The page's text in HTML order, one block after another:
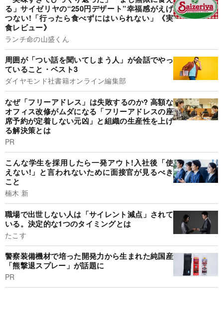
る」サイゼリヤの“250円デザート”幸福感がえげ
つない!「行ったら食べずにはいられない」《実
食レビュー》
ランチ命の山盛くん
周囲が「つい話を聞いてしまう人」が会話でやっ
ていること・ベスト3
ダイヤモンド社書籍オンライン編集部
なぜ「フリーアドレス」は失敗するのか? 高額な
オフィス改修がムダになる「フリーアドレスの座
席予約が定着しない元凶」と組織の生産性を上げ
る解決策とは
PR
こんな学生を採用したら一発アウト!入社後「使
えない!」と言われないために面接官が見るべき
こと
楠木 新
職場で出世しない人は「サイレント減点」されて
いる。決定的な1つのタイミングとは
たこす
警察装備機材で培った開発力から生まれた純国産
「熊撃退スプレー」が話題に
PR